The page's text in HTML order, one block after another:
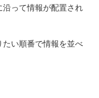
って情報が配置され
い順番で情報を並べ